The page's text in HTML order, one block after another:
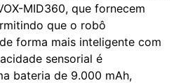
MID360, que fornecem
que o robô
forma mais inteligente com
sensorial é
bateria de 9.000 mAh,